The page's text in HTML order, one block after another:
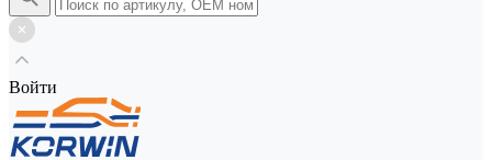
Войти